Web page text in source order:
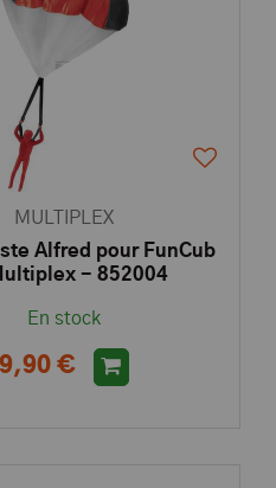
MULTIPLEX
Alfred pour FunCub
- 852004
En stock
9,90 €